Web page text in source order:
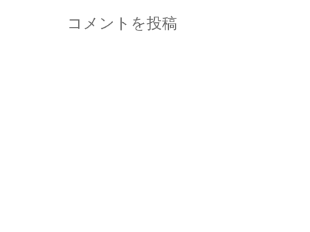
コメントを投稿